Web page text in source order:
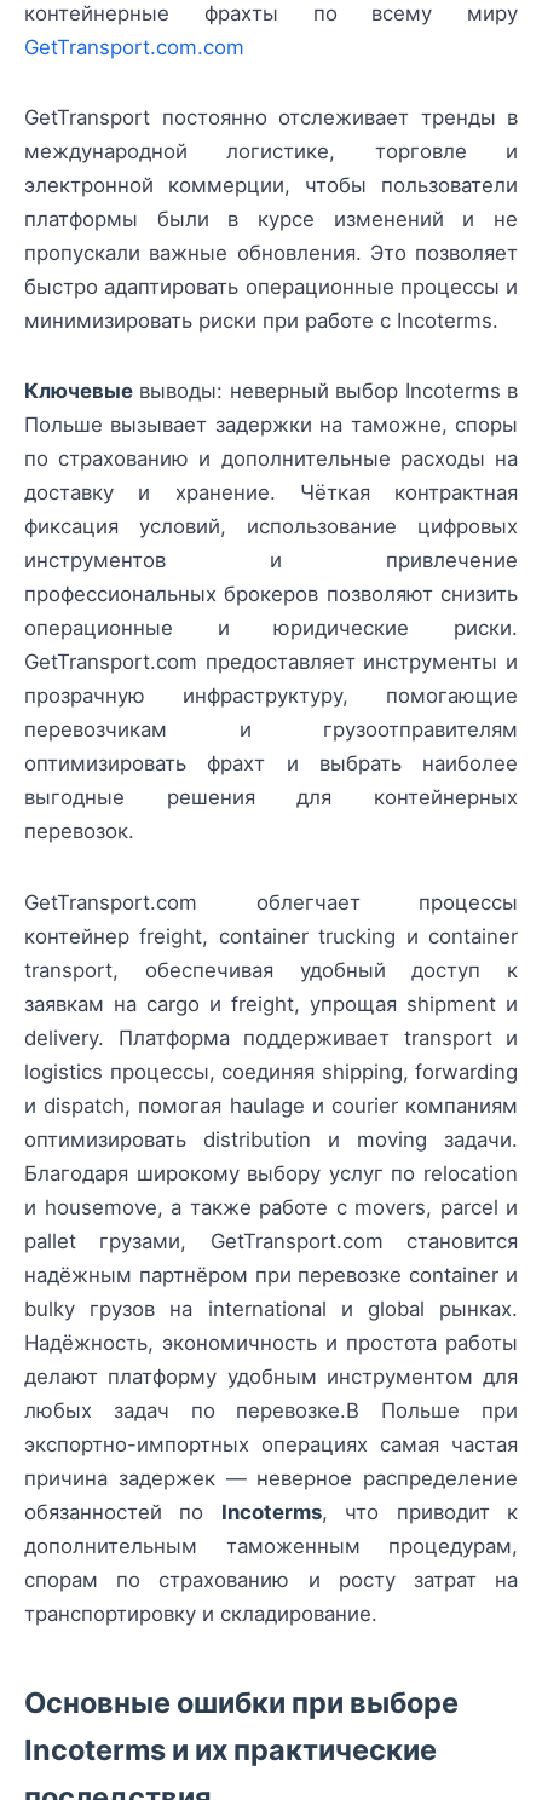
контейнерные фрахты по всему миру
GetTransport.com.com
GetTransport постоянно отслеживает тренды в
международной логистике, торговле и
электронной коммерции, чтобы пользователи
платформы были в курсе изменений и не
пропускали важные обновления. Это позволяет
быстро адаптировать операционные процессы и
минимизировать риски при работе с Incoterms.
Ключевые выводы: неверный выбор Incoterms в
Польше вызывает задержки на таможне, споры
по страхованию и дополнительные расходы на
доставку и хранение. Чёткая контрактная
фиксация условий, использование цифровых
инструментов и привлечение
профессиональных брокеров позволяют снизить
операционные и юридические риски.
GetTransport.com предоставляет инструменты и
прозрачную инфраструктуру, помогающие
перевозчикам и грузоотправителям
оптимизировать фрахт и выбрать наиболее
выгодные решения для контейнерных
перевозок.
GetTransport.com облегчает процессы
контейнер freight, container trucking и container
transport, обеспечивая удобный доступ к
заявкам на cargo и freight, упрощая shipment и
delivery. Платформа поддерживает transport и
logistics процессы, соединяя shipping, forwarding
и dispatch, помогая haulage и courier компаниям
оптимизировать distribution и moving задачи.
Благодаря широкому выбору услуг по relocation
и housemove, а также работе с movers, parcel и
pallet грузами, GetTransport.com становится
надёжным партнёром при перевозке container и
bulky грузов на international и global рынках.
Надёжность, экономичность и простота работы
делают платформу удобным инструментом для
любых задач по перевозке.В Польше при
экспортно-импортных операциях самая частая
причина задержек — неверное распределение
обязанностей по Incoterms, что приводит к
дополнительным таможенным процедурам,
спорам по страхованию и росту затрат на
транспортировку и складирование.
Основные ошибки при выборе
Incoterms и их практические